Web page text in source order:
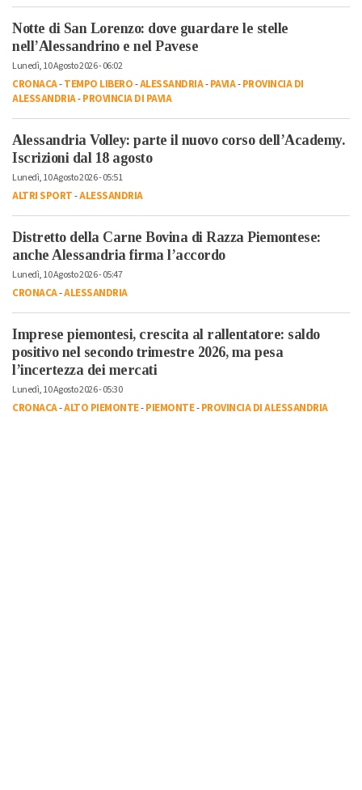
Notte di San Lorenzo: dove guardare le stelle
nell’Alessandrino e nel Pavese
Lunedì, 10 Agosto 2026 - 06:02
CRONACA-TEMPO LIBERO-ALESSANDRIA-PAVIA-PROVINCIA DI
ALESSANDRIA-PROVINCIA DI PAVIA
Alessandria Volley: parte il nuovo corso dell’Academy.
Iscrizioni dal 18 agosto
Lunedì, 10 Agosto 2026 - 05:51
ALTRI SPORT-ALESSANDRIA
Distretto della Carne Bovina di Razza Piemontese:
anche Alessandria firma l’accordo
Lunedì, 10 Agosto 2026 - 05:47
CRONACA-ALESSANDRIA
Imprese piemontesi, crescita al rallentatore: saldo
positivo nel secondo trimestre 2026, ma pesa
l’incertezza dei mercati
Lunedì, 10 Agosto 2026 - 05:30
CRONACA-ALTO PIEMONTE-PIEMONTE-PROVINCIA DI ALESSANDRIA